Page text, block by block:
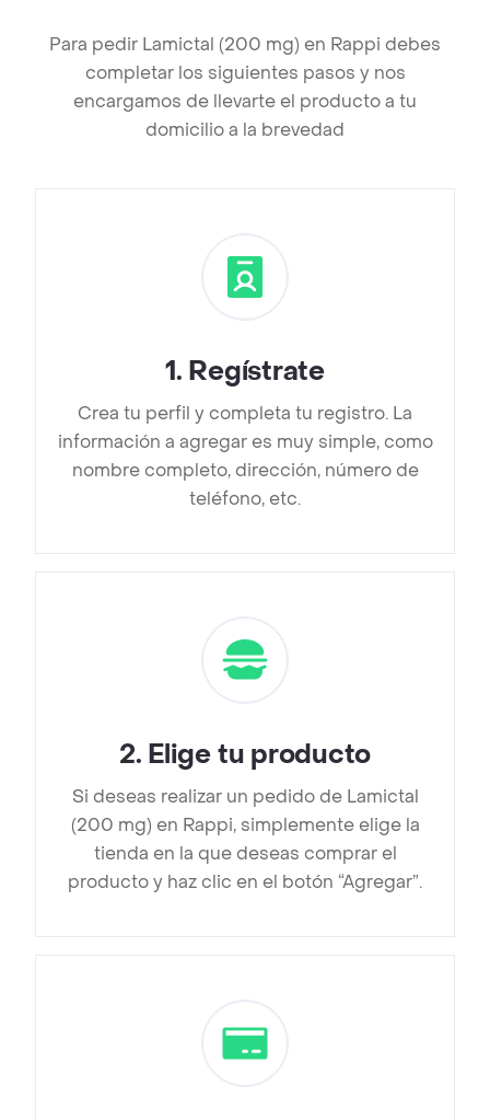
Para pedir Lamictal (200 mg) en Rappi debes
completar los siguientes pasos y nos
encargamos de llevarte el producto a tu
domicilio a la brevedad
1. Regístrate
Crea tu perfil y completa tu registro. La
información a agregar es muy simple, como
nombre completo, dirección, número de
teléfono, etc.
2. Elige tu producto
Si deseas realizar un pedido de Lamictal
(200 mg) en Rappi, simplemente elige la
tienda en la que deseas comprar el
producto y haz clic en el botón “Agregar”.